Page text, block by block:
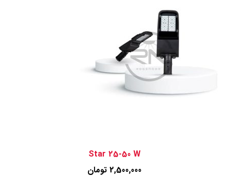
Star 25-50 W
2,500,000 تومان